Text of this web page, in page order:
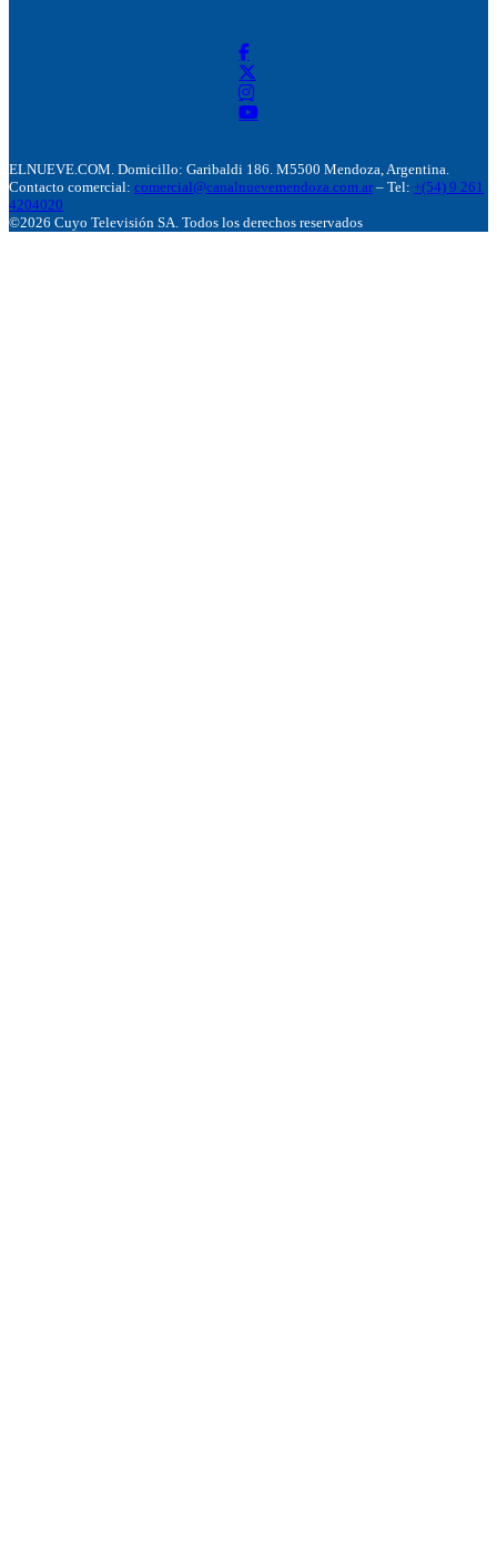
ELNUEVE.COM. Domicillo: Garibaldi 186. M5500 Mendoza, Argentina.
Contacto comercial: comercial@canalnuevemendoza.com.ar – Tel: +(54) 9 261
4204020
©2026 Cuyo Televisión SA. Todos los derechos reservados